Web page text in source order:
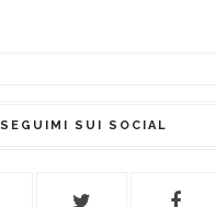
SEGUIMI SUI SOCIAL